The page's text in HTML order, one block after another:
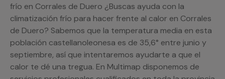
frío en Corrales de Duero ¿Buscas ayuda con la
climatización frío para hacer frente al calor en Corrales
de Duero? Sabemos que la temperatura media en esta
población castellanoleonesa es de 35,6° entre junio y
septiembre, así que intentaremos ayudarte a que el
calor te dé una tregua. En Multimap disponemos de